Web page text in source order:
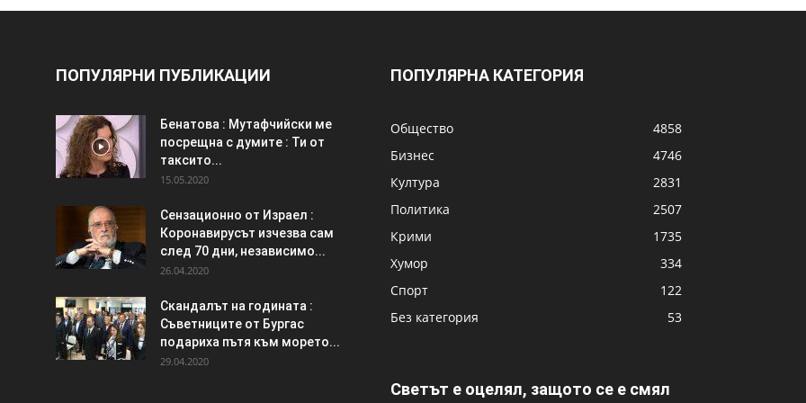
ПОПУЛЯРНИ ПУБЛИКАЦИИ
Бенатова : Мутафчийски ме
посрещна с думите : Ти от
таксито...
15.05.2020
Сензационно от Израел :
Коронавирусът изчезва сам
след 70 дни, независимо...
26.04.2020
Скандалът на годината :
Съветниците от Бургас
подариха пътя към морето...
29.04.2020
ПОПУЛЯРНА КАТЕГОРИЯ
Общество
4858
Бизнес
4746
Култура
2831
Политика
2507
Крими
1735
Хумор
334
Спорт
122
Без категория
53
Светът е оцелял, защото се е смял